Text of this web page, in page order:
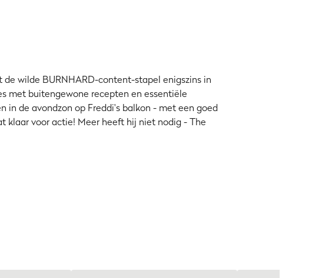
de wilde BURNHARD-content-stapel enigszins in
met buitengewone recepten en essentiële
in de avondzon op Freddi's balkon - met een goed
klaar voor actie! Meer heeft hij niet nodig - The